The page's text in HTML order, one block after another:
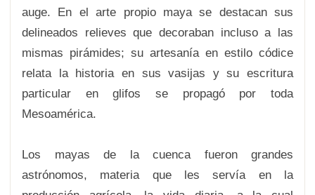
auge. En el arte propio maya se destacan sus
delineados relieves que decoraban incluso a las
mismas pirámides; su artesanía en estilo códice
relata la historia en sus vasijas y su escritura
particular en glifos se propagó por toda
Mesoamérica.
Los mayas de la cuenca fueron grandes
astrónomos, materia que les servía en la